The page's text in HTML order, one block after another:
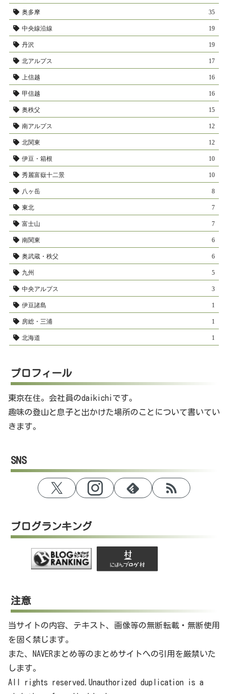
奥多摩 35
中央線沿線 19
丹沢 19
北アルプス 17
上信越 16
甲信越 16
奥秩父 15
南アルプス 12
北関東 12
伊豆・箱根 10
秀麗富嶽十二景 10
八ヶ岳 8
東北 7
富士山 7
南関東 6
奥武蔵・秩父 6
九州 5
中央アルプス 3
伊豆諸島 1
房総・三浦 1
北海道 1
プロフィール
東京在住。会社員のdaikichiです。
趣味の登山と息子と出かけた場所のことについて書いてい
きます。
SNS
ブログランキング
注意
当サイトの内容、テキスト、画像等の無断転載・無断使用
を固く禁じます。
また、NAVERまとめ等のまとめサイトへの引用を厳禁いた
します。
All rights reserved.Unauthorized duplication is a